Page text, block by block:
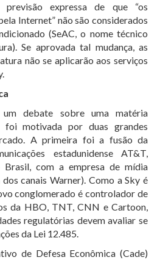
previsão expressa de que “os
Internet” não são considerados
(SeAC, o nome técnico
Se aprovada tal mudança, as
não se aplicarão aos serviços
debate sobre uma matéria
foi motivada por duas grandes
A primeira foi a fusão da
estadunidense AT&T,
com a empresa de mídia
canais Warner). Como a Sky é
conglomerado é controlador de
da HBO, TNT, CNN e Cartoon,
regulatórias devem avaliar se
da Lei 12.485.
de Defesa Econômica (Cade)